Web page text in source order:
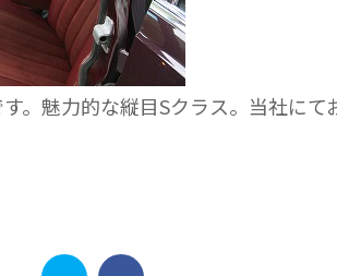
。魅力的な縦目Sクラス。当社にて